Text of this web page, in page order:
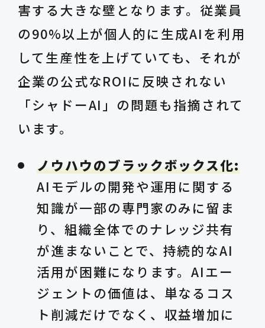
害する大きな壁となります。従業員
の90%以上が個人的に生成AIを利用
して生産性を上げていても、それが
企業の公式なROIに反映されない
「シャドーAI」の問題も指摘されて
います。
ノウハウのブラックボックス化:
AIモデルの開発や運用に関する
知識が一部の専門家のみに留ま
り、組織全体でのナレッジ共有
が進まないことで、持続的なAI
活用が困難になります。AIエー
ジェントの価値は、単なるコス
ト削減だけでなく、収益増加に